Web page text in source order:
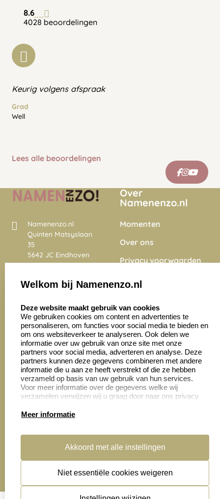
8.6
4028 beoordelingen
Keurig volgens afspraak
Grad
Well
Lees alle beoordelingen
Namenenzo.nl
Quinten Matsyslaan
35
5642 JC Eindhoven
Nederland
4028 beoordelingen
Over
Namenenzo.nl
Momenten
Over ons
Privacy voorwaarden
Onze vacatures
Zakelijk:
Aanvraag op maat
Cadeaubonnen
Klantenservice:
Contact opnemen
Veelgestelde vragen
Retourneren
handleidingen
algemene voorwaarden
disclaimer
Welkom bij Namenenzo.nl
Deze website maakt gebruik van cookies
We gebruiken cookies om content en advertenties te
personaliseren, om functies voor social media te bieden en
om ons websiteverkeer te analyseren. Ook delen we
informatie over uw gebruik van onze site met onze
partners voor social media, adverteren en analyse. Deze
partners kunnen deze gegevens combineren met andere
informatie die u aan ze heeft verstrekt of die ze hebben
verzameld op basis van uw gebruik van hun services.
Voor meer informatie over de gegevens welke wij
verzamelen verwijzen wij u graag door naar ons privacy
Meer informatie
Akkoord met alle instellingen
Niet essentiële cookies weigeren